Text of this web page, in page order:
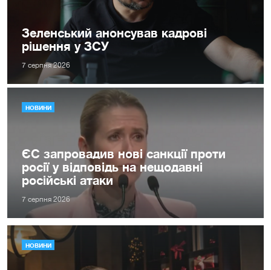
Зеленський анонсував кадрові
рішення у ЗСУ
7 серпня 2026
НОВИНИ
ЄС запровадив нові санкції проти
росії у відповідь на нещодавні
російські атаки
7 серпня 2026
НОВИНИ